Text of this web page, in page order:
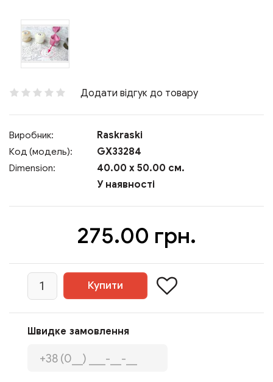
Додати відгук до товару
Виробник: Raskraski
Код (модель): GX33284
Dimension:
40.00 x 50.00 см.
У наявності
275.00 грн.
Швидке замовлення